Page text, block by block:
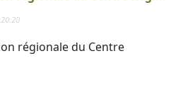
régionale du Centre